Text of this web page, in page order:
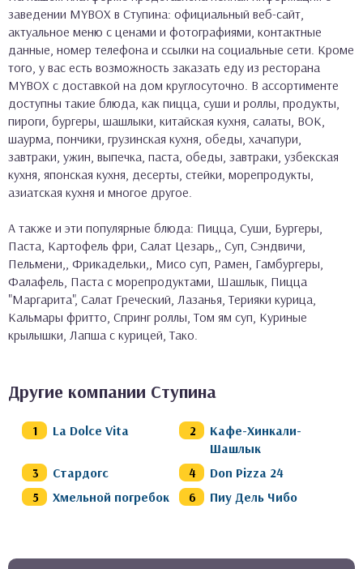
заведении MYBOX в Ступина: официальный веб-сайт,
актуальное меню с ценами и фотографиями, контактные
данные, номер телефона и ссылки на социальные сети. Кроме
того, у вас есть возможность заказать еду из ресторана
MYBOX с доставкой на дом круглосуточно. В ассортименте
доступны такие блюда, как пицца, суши и роллы, продукты,
пироги, бургеры, шашлыки, китайская кухня, салаты, ВОК,
шаурма, пончики, грузинская кухня, обеды, хачапури,
завтраки, ужин, выпечка, паста, обеды, завтраки, узбекская
кухня, японская кухня, десерты, стейки, морепродукты,
азиатская кухня и многое другое.
А также и эти популярные блюда: Пицца, Суши, Бургеры,
Паста, Картофель фри, Салат Цезарь,, Суп, Сэндвичи,
Пельмени,, Фрикадельки,, Мисо суп, Рамен, Гамбургеры,
Фалафель, Паста с морепродуктами, Шашлык, Пицца
"Маргарита", Салат Греческий, Лазанья, Терияки курица,
Кальмары фритто, Спринг роллы, Том ям суп, Куриные
крылышки, Лапша с курицей, Тако.
Другие компании Ступина
La Dolce Vita
Кафе-Хинкали-
Шашлык
Стардогс
Don Pizza 24
Хмельной погребок
Пиу Дель Чибо